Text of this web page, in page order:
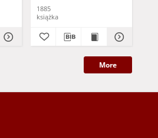
1885
książka
More